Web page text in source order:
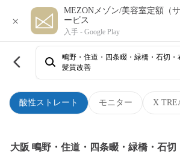
×
MEZONメゾン/美容室定額（
ービス
入手 - Google Play
酸性ストレート モニター X
髪質改善
大阪 鴫野・住道・四条畷・緑橋・石